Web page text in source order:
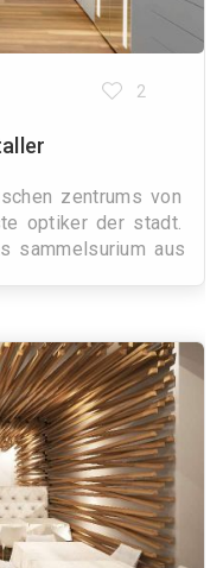
2
zentrums von
optiker der stadt.
sammelsurium aus
vitrinen